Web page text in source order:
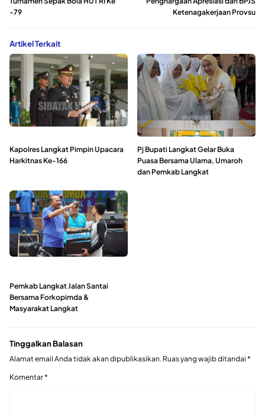
-79
Ketenagakerjaan Provsu
Artikel Terkait
Kapolres Langkat Pimpin Upacara
Harkitnas Ke-166
Pj Bupati Langkat Gelar Buka
Puasa Bersama Ulama, Umaroh
dan Pemkab Langkat
Pemkab Langkat Jalan Santai
Bersama Forkopimda &
Masyarakat Langkat
Tinggalkan Balasan
Alamat email Anda tidak akan dipublikasikan. Ruas yang wajib ditandai *
Komentar*